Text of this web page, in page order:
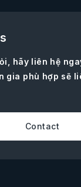
hãy liên hệ
gia phù hợp sẽ
Contact